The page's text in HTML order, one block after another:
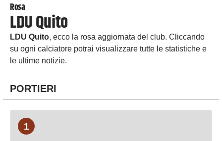
Rosa
LDU Quito
LDU Quito, ecco la rosa aggiornata del club. Cliccando
su ogni calciatore potrai visualizzare tutte le statistiche e
le ultime notizie.
PORTIERI
1